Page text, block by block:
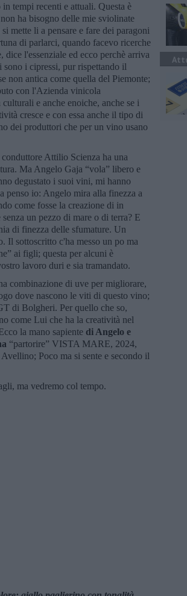
tempi recenti e attuali. Questa è
ha bisogno delle mie sviolinate
mette li a pensare e fare dei paragoni
di parlarci, quando facevo ricerche
l'essenziale ed ecco perchè arriva
i cipressi, pur rispettando il
non antica come quella del Piemonte;
con l'Azienda vinicola
e anche enoiche, anche se i
cresce e con essa anche il tipo di
dei produttori che per un vino usano
Attilio Scienza ha una
Ma Angelo Gaja “vola” libero e
degustato i suoi vini, mi hanno
io: Angelo mira alla finezza a
come fosse la creazione di in
un pezzo di mare o di terra? E
di finezza delle sfumature. Un
Il sottoscritto c'ha messo un po ma
ai figli; questa per alcuni è
lavoro duri e sia tramandato.
combinazione di uve per migliorare,
dove nascono le viti di questo vino;
di Bolgheri. Per quello che so,
come Lui che ha la creatività nel
la mano sapiente di Angelo e
“partorire” VISTA MARE, 2024,
Poco ma si sente e secondo il
ma vedremo col tempo.